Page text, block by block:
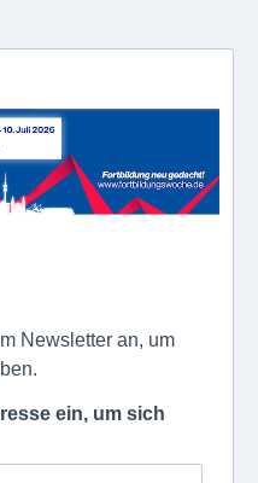
Newsletter an, um
ein, um sich